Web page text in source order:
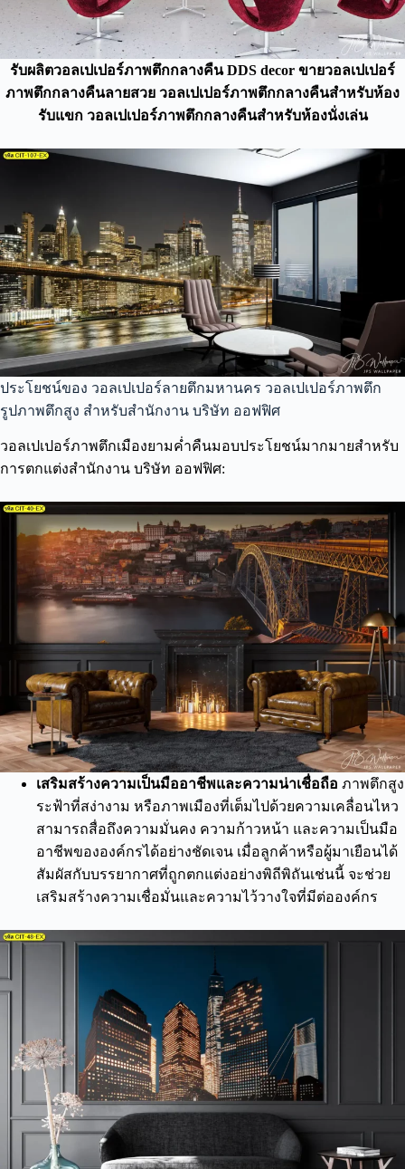
รับผลิตวอลเปเปอร์ภาพตึกกลางคืน DDS decor ขายวอลเปเปอร์
ภาพตึกกลางคืนลายสวย วอลเปเปอร์ภาพตึกกลางคืนสำหรับห้อง
รับแขก วอลเปเปอร์ภาพตึกกลางคืนสำหรับห้องนั่งเล่น
ประโยชน์ของ วอลเปเปอร์ลายตึกมหานคร วอลเปเปอร์ภาพตึก
รูปภาพตึกสูง สำหรับสำนักงาน บริษัท ออฟฟิศ
วอลเปเปอร์ภาพตึกเมืองยามค่ำคืนมอบประโยชน์มากมายสำหรับ
การตกแต่งสำนักงาน บริษัท ออฟฟิศ:
เสริมสร้างความเป็นมืออาชีพและความน่าเชื่อถือ ภาพตึกสูง
ระฟ้าที่สง่างาม หรือภาพเมืองที่เต็มไปด้วยความเคลื่อนไหว
สามารถสื่อถึงความมั่นคง ความก้าวหน้า และความเป็นมือ
อาชีพขององค์กรได้อย่างชัดเจน เมื่อลูกค้าหรือผู้มาเยือนได้
สัมผัสกับบรรยากาศที่ถูกตกแต่งอย่างพิถีพิถันเช่นนี้ จะช่วย
เสริมสร้างความเชื่อมั่นและความไว้วางใจที่มีต่อองค์กร